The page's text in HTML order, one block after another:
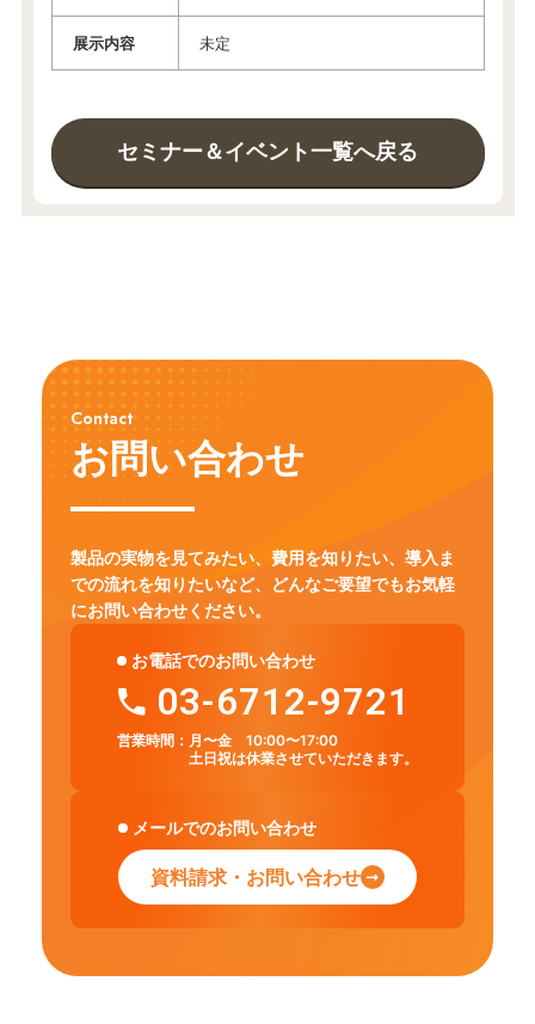
展示内容 未定
セミナー＆イベント一覧へ戻る
Contact
お問い合わせ
製品の実物を見てみたい、費用を知りたい、導入ま
での流れを知りたいなど、
どんなご要望でもお気軽
にお問い合わせください。
お電話でのお問い合わせ
03-6712-9721
営業時間： 月〜金 10:00〜17:00
土日祝は休業させていただきます。
メールでのお問い合わせ
資料請求・お問い合わせ